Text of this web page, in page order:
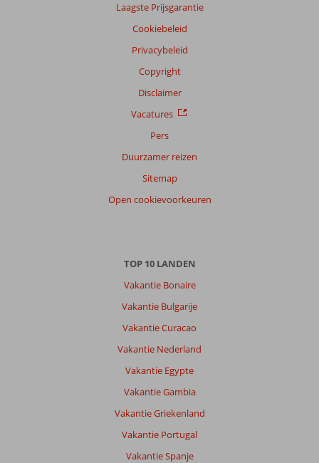
Laagste Prijsgarantie
Cookiebeleid
Privacybeleid
Copyright
Disclaimer
Vacatures
Pers
Duurzamer reizen
Sitemap
Open cookievoorkeuren
TOP 10 LANDEN
Vakantie Bonaire
Vakantie Bulgarije
Vakantie Curacao
Vakantie Nederland
Vakantie Egypte
Vakantie Gambia
Vakantie Griekenland
Vakantie Portugal
Vakantie Spanje